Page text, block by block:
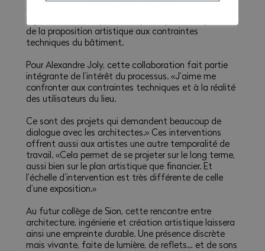
de la proposition artistique aux contraintes
techniques du bâtiment.
Pour Alexandre Joly, cette collaboration fait partie
intégrante de l’intérêt du processus. «J’aime me
confronter aux contraintes techniques et à la réalité
des utilisateurs du lieu.
Ce sont des projets qui demandent beaucoup de
dialogue avec les architectes.» Ces interventions
offrent aussi aux artistes une autre temporalité de
travail. «Cela permet de se projeter sur le long terme,
aussi bien sur le plan artistique que financier. Et
l’échelle d’intervention est très différente de celle
d’une exposition.»
Au futur collège de Sion, cette rencontre entre
architecture, ingénierie et création artistique laissera
ainsi une empreinte durable. Une présence discrète
mais vivante, faite de lumière, de reflets… et de sons